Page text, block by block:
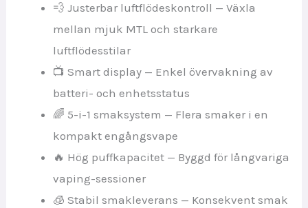
💨 Justerbar luftflödeskontroll — Växla
mellan mjuk MTL och starkare
luftflödesstilar
📺 Smart display — Enkel övervakning av
batteri- och enhetsstatus
🌈 5-i-1 smaksystem — Flera smaker i en
kompakt engångsvape
🔥 Hög puffkapacitet — Byggd för långvariga
vaping-sessioner
🧊 Stabil smakleverans — Konsekvent smak